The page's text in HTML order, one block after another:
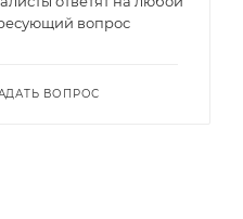
вопрос
ВОПРОС